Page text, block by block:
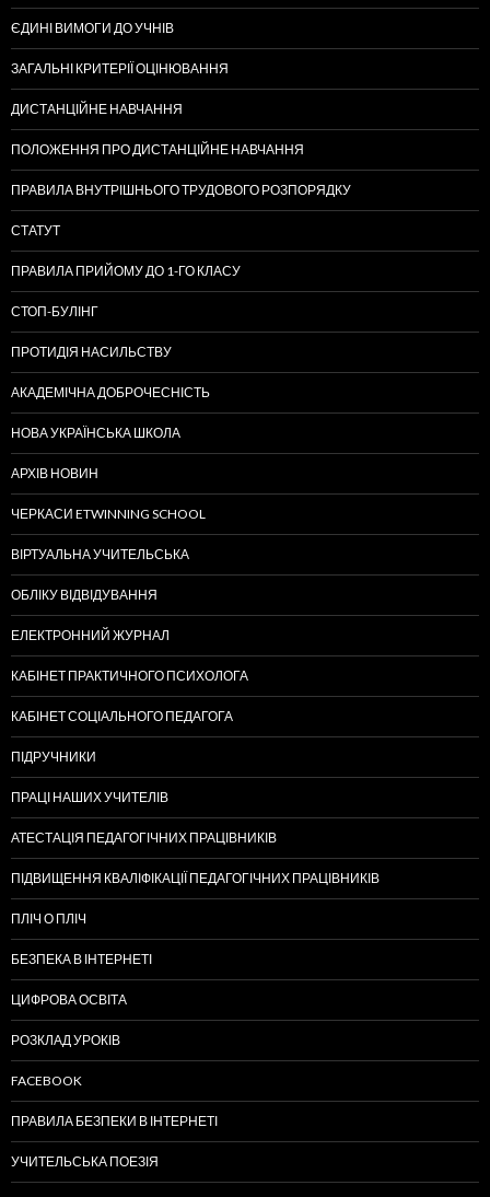
ЄДИНІ ВИМОГИ ДО УЧНІВ
ЗАГАЛЬНІ КРИТЕРІЇ ОЦІНЮВАННЯ
ДИСТАНЦІЙНЕ НАВЧАННЯ
ПОЛОЖЕННЯ ПРО ДИСТАНЦІЙНЕ НАВЧАННЯ
ПРАВИЛА ВНУТРІШНЬОГО ТРУДОВОГО РОЗПОРЯДКУ
СТАТУТ
ПРАВИЛА ПРИЙОМУ ДО 1-ГО КЛАСУ
СТОП-БУЛІНГ
ПРОТИДІЯ НАСИЛЬСТВУ
АКАДЕМІЧНА ДОБРОЧЕСНІСТЬ
НОВА УКРАЇНСЬКА ШКОЛА
АРХІВ НОВИН
ЧЕРКАСИ ETWINNING SCHOOL
ВІРТУАЛЬНА УЧИТЕЛЬСЬКА
ОБЛІКУ ВІДВІДУВАННЯ
ЕЛЕКТРОННИЙ ЖУРНАЛ
КАБІНЕТ ПРАКТИЧНОГО ПСИХОЛОГА
КАБІНЕТ СОЦІАЛЬНОГО ПЕДАГОГА
ПІДРУЧНИКИ
ПРАЦІ НАШИХ УЧИТЕЛІВ
АТЕСТАЦІЯ ПЕДАГОГІЧНИХ ПРАЦІВНИКІВ
ПІДВИЩЕННЯ КВАЛІФІКАЦІЇ ПЕДАГОГІЧНИХ ПРАЦІВНИКІВ
ПЛІЧ О ПЛІЧ
БЕЗПЕКА В ІНТЕРНЕТІ
ЦИФРОВА ОСВІТА
РОЗКЛАД УРОКІВ
FACEBOOK
ПРАВИЛА БЕЗПЕКИ В ІНТЕРНЕТІ
УЧИТЕЛЬСЬКА ПОЕЗІЯ